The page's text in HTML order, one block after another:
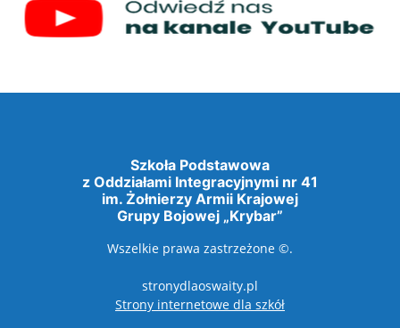
Szkoła Podstawowa
z Oddziałami Integracyjnymi nr 41
im. Żołnierzy Armii Krajowej
Grupy Bojowej „Krybar”
Wszelkie prawa zastrzeżone ©.
stronydlaoswaity.pl
Strony internetowe dla szkółotwiera się w